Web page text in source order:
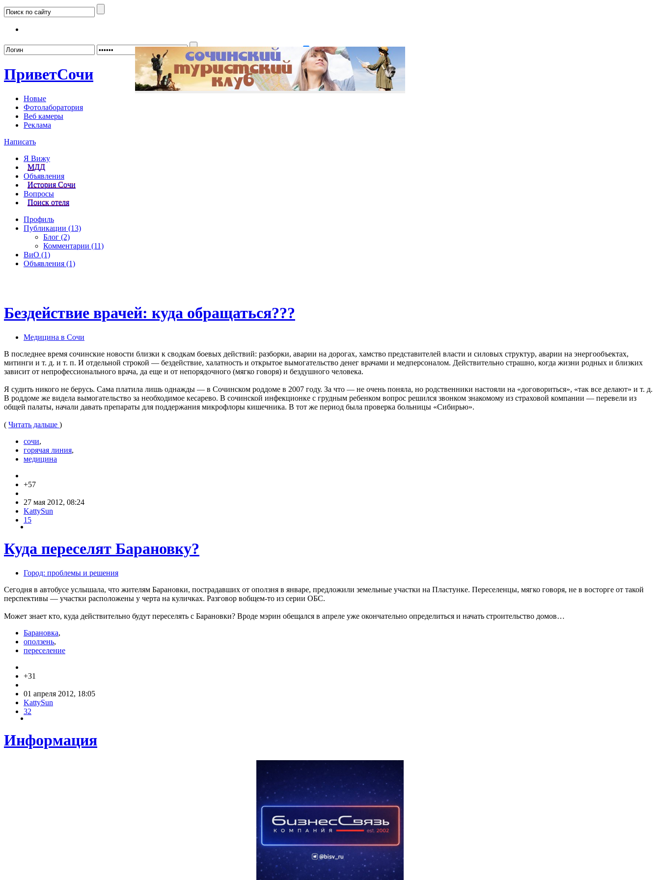
Забыли пароль? Регистрация
ПриветСочи
Новые
Фотолаборатория
Веб камеры
Реклама
Написать
Я Вижу
МДД
Объявления
История Сочи
Вопросы
Поиск отеля
Профиль
Публикации (13)
Блог (2)
Комментарии (11)
ВиО (1)
Объявления (1)
Бездействие врачей: куда обращаться???
Медицина в Сочи
В последнее время сочинские новости близки к сводкам боевых действий: разборки, аварии на дорогах, хамство представителей власти и силовых структур, аварии на энергообъектах,
митинги и т. д. и т. п. И отдельной строкой — бездействие, халатность и открытое вымогательство денег врачами и медперсоналом. Действительно страшно, когда жизни родных и близких
зависит от непрофессионального врача, да еще и от непорядочного (мягко говоря) и бездушного человека.
Я судить никого не берусь. Сама платила лишь однажды — в Сочинском роддоме в 2007 году. За что — не очень поняла, но родственники настояли на «договориться», «так все делают» и т. д.
В роддоме же видела вымогательство за необходимое кесарево. В сочинской инфекционке с грудным ребенком вопрос решился звонком знакомому из страховой компании — перевели из
общей палаты, начали давать препараты для поддержания микрофлоры кишечника. В тот же период была проверка больницы «Сибирью».
( Читать дальше )
сочи,
горячая линия,
медицина
+57
27 мая 2012, 08:24
KattySun
15
Куда переселят Барановку?
Город: проблемы и решения
Сегодня в автобусе услышала, что жителям Барановки, пострадавших от оползня в январе, предложили земельные участки на Пластунке. Переселенцы, мягко говоря, не в восторге от такой
перспективы — участки расположены у черта на куличках. Разговор вобщем-то из серии ОБС.
Может знает кто, куда действительно будут переселять с Барановки? Вроде мэрин обещался в апреле уже окончательно определиться и начать строительство домов…
Барановка,
оползень,
переселение
+31
01 апреля 2012, 18:05
KattySun
32
Информация